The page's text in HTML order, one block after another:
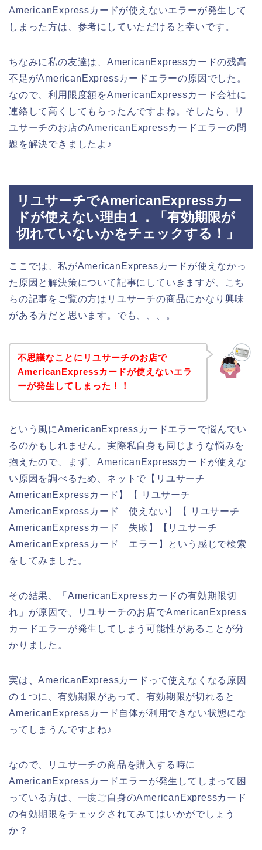
AmericanExpressカードが使えないエラーが発生して
しまった方は、参考にしていただけると幸いです。
ちなみに私の友達は、AmericanExpressカードの残高
不足がAmericanExpressカードエラーの原因でした。
なので、利用限度額をAmericanExpressカード会社に
連絡して高くしてもらったんですよね。そしたら、リ
ユサーチのお店のAmericanExpressカードエラーの問
題を解決できましたよ♪
リユサーチでAmericanExpressカー
ドが使えない理由１．「有効期限が
切れていないかをチェックする！」
ここでは、私がAmericanExpressカードが使えなかっ
た原因と解決策について記事にしていきますが、こち
らの記事をご覧の方はリユサーチの商品にかなり興味
がある方だと思います。でも、、、。
不思議なことにリユサーチのお店で
AmericanExpressカードが使えないエラ
ーが発生してしまった！！
という風にAmericanExpressカードエラーで悩んでい
るのかもしれません。実際私自身も同じような悩みを
抱えたので、まず、AmericanExpressカードが使えな
い原因を調べるため、ネットで【リユサーチ
AmericanExpressカード】【 リユサーチ
AmericanExpressカード 使えない】【 リユサーチ
AmericanExpressカード 失敗】【リユサーチ
AmericanExpressカード エラー】という感じで検索
をしてみました。
その結果、「AmericanExpressカードの有効期限切
れ」が原因で、リユサーチのお店でAmericanExpress
カードエラーが発生してしまう可能性があることが分
かりました。
実は、AmericanExpressカードって使えなくなる原因
の１つに、有効期限があって、有効期限が切れると
AmericanExpressカード自体が利用できない状態にな
ってしまうんですよね♪
なので、リユサーチの商品を購入する時に
AmericanExpressカードエラーが発生してしまって困
っている方は、一度ご自身のAmericanExpressカード
の有効期限をチェックされてみてはいかがでしょう
か？